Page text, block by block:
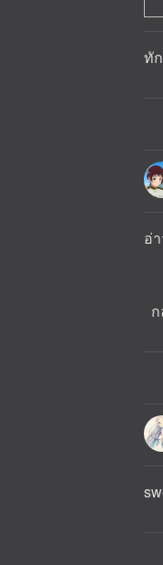
ทั
อ่